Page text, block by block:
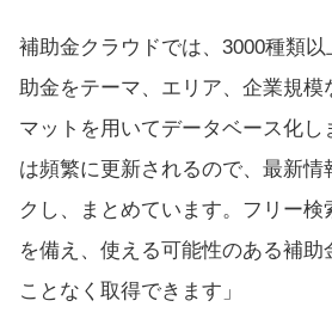
補助金クラウドでは、3000種類
助金をテーマ、エリア、企業規
マットを用いてデータベース化し
は頻繁に更新されるので、最新情
クし、まとめています。フリー
を備え、使える可能性のある補助
ことなく取得できます」